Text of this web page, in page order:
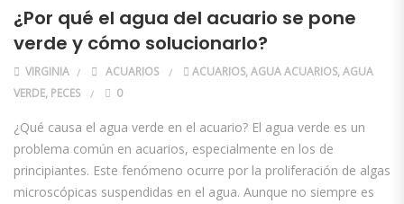
¿Por qué el agua del acuario se pone
verde y cómo solucionarlo?
VIRGINIA ACUARIOS ACUARIOS,AGUA ACUARIOS,AGUA
VERDE, PECES 0
¿Qué causa el agua verde en el acuario? El agua verde es un
problema común en acuarios, especialmente en los de
principiantes. Este fenómeno ocurre por la proliferación de algas
microscópicas suspendidas en el agua. Aunque no siempre es